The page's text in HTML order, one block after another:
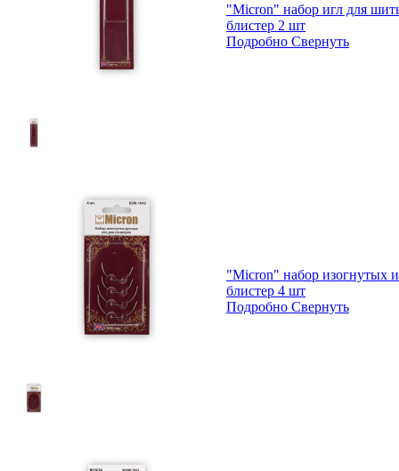
"Micron" набор игл для
блистер 2 шт
Подробно Свернуть
"Micron" набор изогнутых
блистер 4 шт
Подробно Свернуть